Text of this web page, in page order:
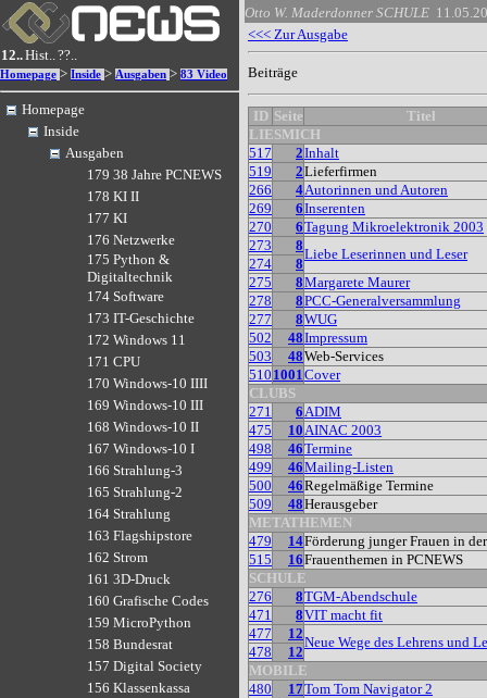
12..Hist..??..
Homepage > Inside > Ausgaben > 83 Video
Homepage
Inside
Ausgaben
179 38 Jahre PCNEWS
178 KI II
177 KI
176 Netzwerke
175 Python &
Digitaltechnik
174 Software
173 IT-Geschichte
172 Windows 11
171 CPU
170 Windows-10 IIII
169 Windows-10 III
168 Windows-10 II
167 Windows-10 I
166 Strahlung-3
165 Strahlung-2
164 Strahlung
163 Flagshipstore
162 Strom
161 3D-Druck
160 Grafische Codes
159 MicroPython
158 Bundesrat
157 Digital Society
156 Klassenkassa
Otto W. Maderdonner SCHULE
<<< Zur Ausgabe
Beiträge
ID Seite
Titel
LIESMICH
517
2Inhalt
519
2Lieferfirmen
266
4Autorinnen und Autoren
269
6Inserenten
270
6Tagung Mikroelektronik 2003
273
8
Liebe Leserinnen und Leser
274
8
275
8Margarete Maurer
278
8PCC-Generalversammlung
277
8WUG
502
48Impressum
503
48Web-Services
510 1001Cover
CLUBS
271
6ADIM
475
10AINAC 2003
498
46Termine
499
46Mailing-Listen
500
46Regelmäßige Termine
509
48Herausgeber
METATHEMEN
479
14Förderung junger Frauen in
515
16Frauenthemen in PCNEWS
SCHULE
276
8TGM-Abendschule
471
8VIT macht fit
477
12
Neue Wege des Lehrens und
478
12
MOBILE
480
17Tom Tom Navigator 2